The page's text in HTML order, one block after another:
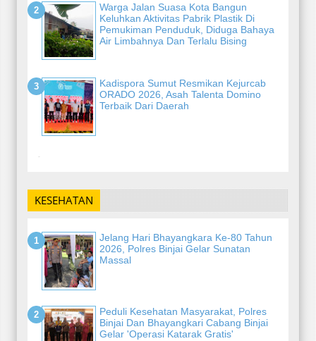
Warga Jalan Suasa Kota Bangun
Keluhkan Aktivitas Pabrik Plastik Di
Pemukiman Penduduk, Diduga Bahaya
Air Limbahnya Dan Terlalu Bising
Kadispora Sumut Resmikan Kejurcab
ORADO 2026, Asah Talenta Domino
Terbaik Dari Daerah
-
KESEHATAN
Jelang Hari Bhayangkara Ke-80 Tahun
2026, Polres Binjai Gelar Sunatan
Massal
Peduli Kesehatan Masyarakat, Polres
Binjai Dan Bhayangkari Cabang Binjai
Gelar 'Operasi Katarak Gratis'